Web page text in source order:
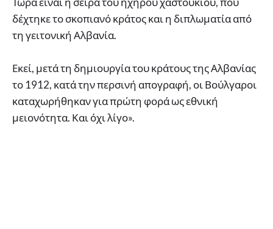
δέχτηκε το σκοπιανό κράτος και η διπλωματία από
τη γειτονική Αλβανία.
Εκεί, μετά τη δημιουργία του κράτους της Αλβανίας
το 1912, κατά την περσινή απογραφή, οι Βούλγαροι
καταχωρήθηκαν για πρώτη φορά ως εθνική
μειονότητα. Και όχι λίγο».